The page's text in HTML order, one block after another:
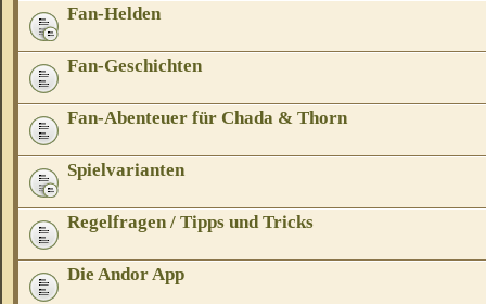
Fan-Helden
Fan-Geschichten
Fan-Abenteuer für Chada & Thorn
Spielvarianten
Regelfragen / Tipps und Tricks
Die Andor App